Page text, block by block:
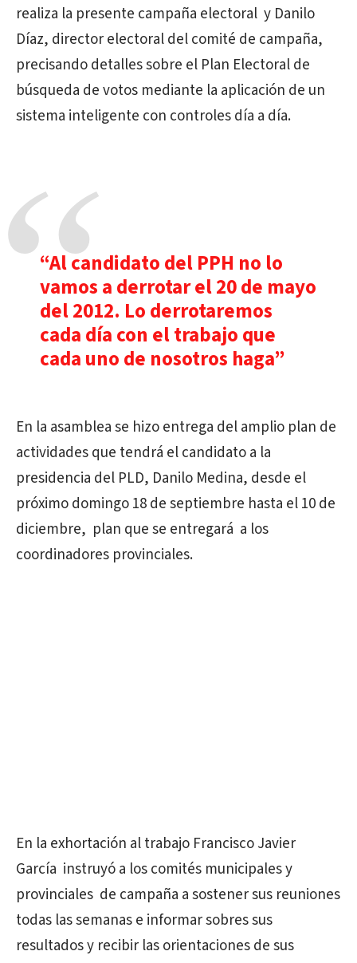
realiza la presente campaña electoral y Danilo
Díaz, director electoral del comité de campaña,
precisando detalles sobre el Plan Electoral de
búsqueda de votos mediante la aplicación de un
sistema inteligente con controles día a día.
“Al candidato del PPH no lo
vamos a derrotar el 20 de mayo
del 2012. Lo derrotaremos
cada día con el trabajo que
cada uno de nosotros haga”
En la asamblea se hizo entrega del amplio plan de
actividades que tendrá el candidato a la
presidencia del PLD, Danilo Medina, desde el
próximo domingo 18 de septiembre hasta el 10 de
diciembre, plan que se entregará a los
coordinadores provinciales.
En la exhortación al trabajo Francisco Javier
García instruyó a los comités municipales y
provinciales de campaña a sostener sus reuniones
todas las semanas e informar sobres sus
resultados y recibir las orientaciones de sus